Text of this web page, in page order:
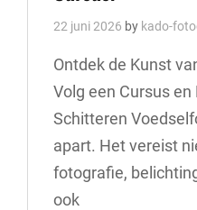
22 juni 2026 by kado-
Ontdek de Kunst
Volg een Cursus
Schitteren
apart. Het vereist
fotografie,
ook